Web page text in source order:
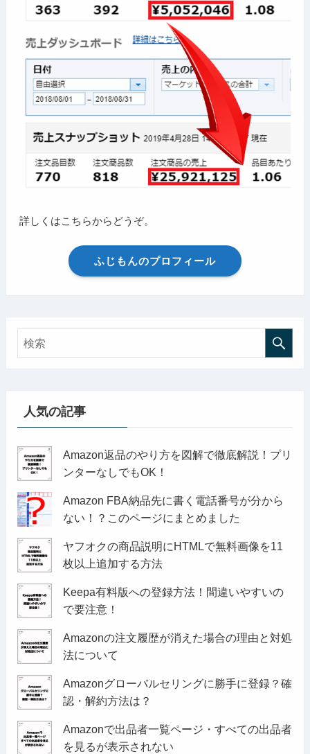
詳しくはこちらからどうぞ。
ふじもんのプロフィール
人気の記事
Amazon返品のやり方を図解で徹底解説！プリ
ンターなしでもOK！
Amazon FBA納品先に書く電話番号が分から
ない！？このページにまとめました
ヤフオクの商品説明にHTMLで無料画像を11
枚以上追加する方法
Keepa有料版への登録方法！間違いやすいの
で要注意！
Amazonの注文履歴が消えた場合の理由と対処
法について
Amazonグローバルセリングに勝手に登録？確
認・解約方法は？
Amazonで出品者一覧ページ・すべての出品者
を見るが表示されない